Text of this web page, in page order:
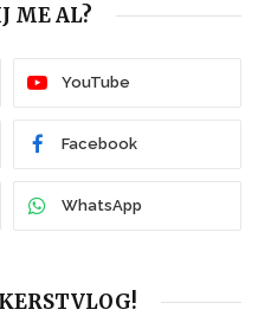
ME AL?
YouTube
Facebook
WhatsApp